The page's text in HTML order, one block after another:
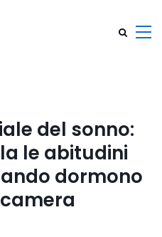
del sonno:
le abitudini
dormono